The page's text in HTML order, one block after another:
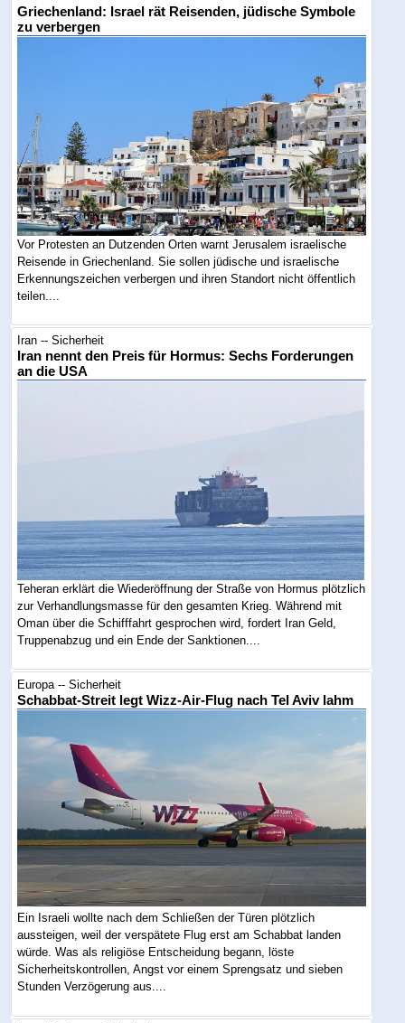
Griechenland: Israel rät Reisenden, jüdische Symbole
zu verbergen
Vor Protesten an Dutzenden Orten warnt Jerusalem israelische
Reisende in Griechenland. Sie sollen jüdische und israelische
Erkennungszeichen verbergen und ihren Standort nicht öffentlich
teilen....
Iran -- Sicherheit
Iran nennt den Preis für Hormus: Sechs Forderungen
an die USA
Teheran erklärt die Wiederöffnung der Straße von Hormus plötzlich
zur Verhandlungsmasse für den gesamten Krieg. Während mit
Oman über die Schifffahrt gesprochen wird, fordert Iran Geld,
Truppenabzug und ein Ende der Sanktionen....
Europa -- Sicherheit
Schabbat-Streit legt Wizz-Air-Flug nach Tel Aviv lahm
Ein Israeli wollte nach dem Schließen der Türen plötzlich
aussteigen, weil der verspätete Flug erst am Schabbat landen
würde. Was als religiöse Entscheidung begann, löste
Sicherheitskontrollen, Angst vor einem Sprengsatz und sieben
Stunden Verzögerung aus....